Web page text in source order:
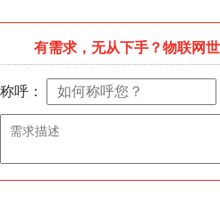
有需求，无从下手？物联网
称呼：